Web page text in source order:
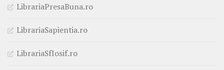
LibrariaPresaBuna.ro
LibrariaSapientia.ro
LibrariaSfIosif.ro